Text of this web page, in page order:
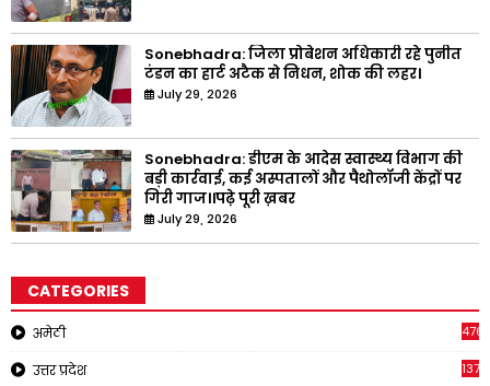
Sonebhadra: जिला प्रोबेशन अधिकारी रहे पुनीत
टंडन का हार्ट अटैक से निधन, शोक की लहर।
July 29, 2026
Sonebhadra: डीएम के आदेस स्वास्थ्य विभाग की
बड़ी कार्रवाई, कई अस्पतालों और पैथोलॉजी केंद्रों पर
गिरी गाज।।पढ़े पूरी ख़बर
July 29, 2026
CATEGORIES
अमेठी
उत्तर प्रदेश 1378